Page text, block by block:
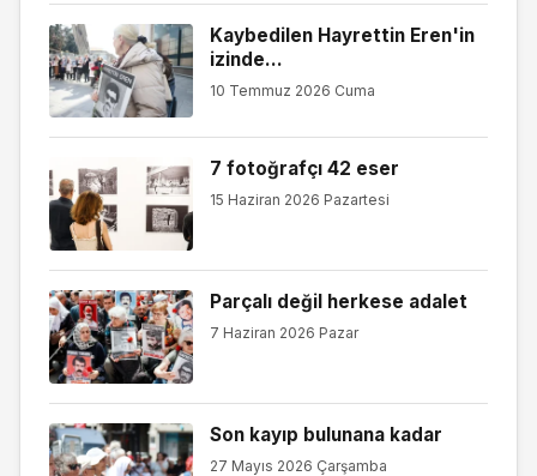
Kaybedilen Hayrettin Eren'in
izinde...
10 Temmuz 2026 Cuma
7 fotoğrafçı 42 eser
15 Haziran 2026 Pazartesi
Parçalı değil herkese adalet
7 Haziran 2026 Pazar
Son kayıp bulunana kadar
27 Mayıs 2026 Çarşamba